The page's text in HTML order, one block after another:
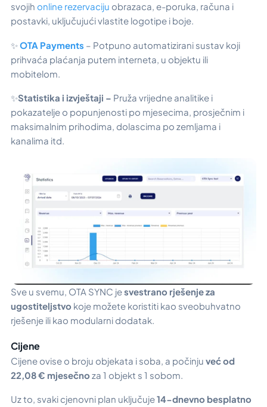
svojih online rezervaciju obrazaca, e-poruka, računa i
postavki, uključujući vlastite logotipe i boje.
✨OTA Payments – Potpuno automatizirani sustav koji
prihvaća plaćanja putem interneta, u objektu ili
mobitelom.
✨Statistika i izvještaji – Pruža vrijedne analitike i
pokazatelje o popunjenosti po mjesecima, prosječnim i
maksimalnim prihodima, dolascima po zemljama i
kanalima itd.
Sve u svemu, OTA SYNC jesvestrano rješenje za
ugostiteljstvo koje možete koristiti kao sveobuhvatno
rješenje ili kao modularni dodatak.
Cijene
Cijene ovise o broju objekata i soba, a počinju već od
22,08 € mjesečno za 1 objekt s 1 sobom.
Uz to, svaki cjenovni plan uključuje14-dnevno besplatno